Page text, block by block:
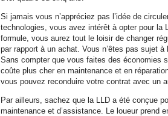
Si jamais vous n’appréciez pas l’idée de
technologies, vous avez intérêt à opter pour la
formule, vous aurez tout le loisir de changer
par rapport à un achat. Vous n’êtes pas sujet
Sans compter que vous faites des économies
coûte plus cher en maintenance et en
vous pouvez reconduire votre contrat avec un
Par ailleurs, sachez que la LLD a été conçue
maintenance et d’assistance. Le loueur prend